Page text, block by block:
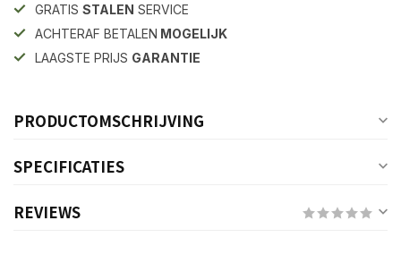
GRATIS STALEN SERVICE
ACHTERAF BETALEN MOGELIJK
LAAGSTE PRIJS GARANTIE
PRODUCTOMSCHRIJVING
SPECIFICATIES
REVIEWS